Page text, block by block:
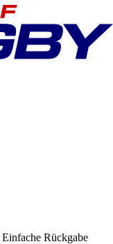
Einfache Rückgabe